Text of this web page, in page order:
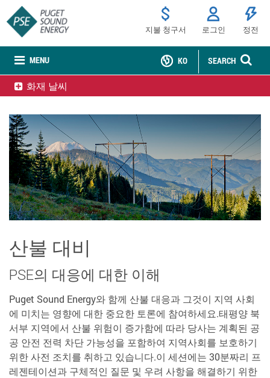
MENU
지불 청구서 로그인 정전
SEARCH
KO
화재 날씨
산불 대비
PSE의 대응에 대한 이해
Puget Sound Energy와 함께 산불 대응과 그것이 지역 사회
에 미치는 영향에 대한 중요한 토론에 참여하세요.태평양 북
서부 지역에서 산불 위험이 증가함에 따라 당사는 계획된 공
공 안전 전력 차단 가능성을 포함하여 지역사회를 보호하기
위한 사전 조치를 취하고 있습니다.이 세션에는 30분짜리 프
레젠테이션과 구체적인 질문 및 우려 사항을 해결하기 위한